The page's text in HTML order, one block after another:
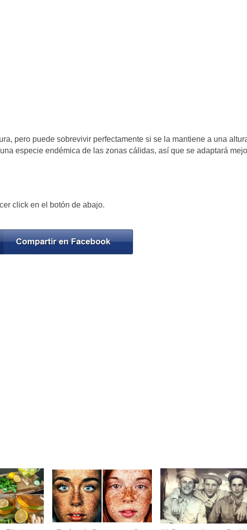
pero puede sobrevivir perfectamente si se la mantiene a una
especie endémica de las zonas cálidas, así que se adaptará
click en el botón de abajo.